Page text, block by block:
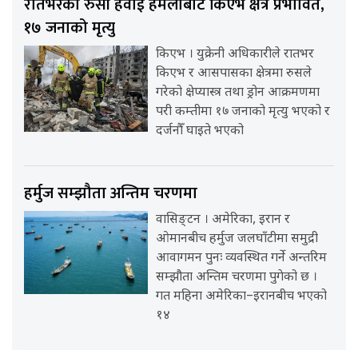
१७ जनाको मृत्यु
किएभ । युक्रेनी अधिकारीले रातभर
किएभ र आसपासका क्षेत्रमा रुसले
गरेको क्षेप्यास्त्र तथा ड्रोन आक्रमणमा
परी कम्तीमा १७ जनाको मृत्यु भएको र
दर्जनौँ घाइते भएको
हर्मुज सम्झौता अन्तिम चरणमा
वासिङ्टन । अमेरिका, इरान र
ओमानबीच हर्मुज जलघाँटीमा समुद्री
आवागमन पुनः व्यवस्थित गर्ने अन्तरिम
सम्झौता अन्तिम चरणमा पुगेको छ ।
गत महिना अमेरिका–इरानबीच भएको
१४